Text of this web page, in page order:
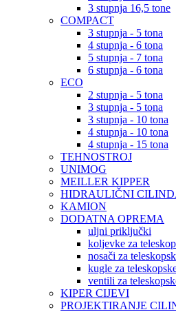
3 stupnja 16,5 tone
COMPACT
3 stupnja - 5 tona
4 stupnja - 6 tona
5 stupnja - 7 tona
6 stupnja - 6 tona
ECO
2 stupnja - 5 tona
3 stupnja - 5 tona
3 stupnja - 10 tona
4 stupnja - 10 tona
4 stupnja - 15 tona
TEHNOSTROJ
UNIMOG
MEILLER KIPPER
HIDRAULIČNI
KAMION
DODATNA OPREMA
uljni priključki
koljevke za
nosači za
kugle za
ventili za
KIPER CIJEVI
PROJEKTIRANJE